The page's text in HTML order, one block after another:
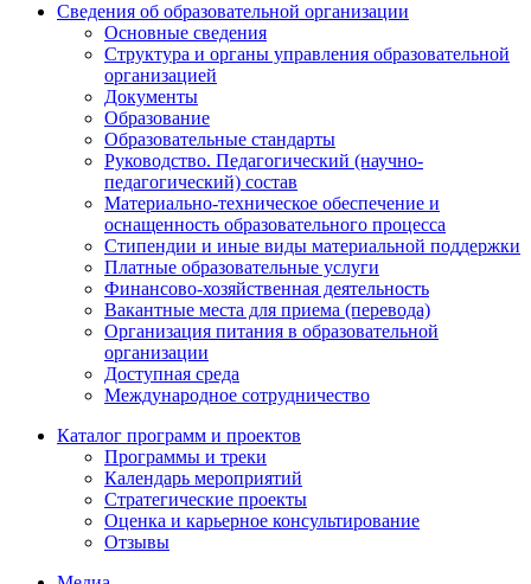
Сведения об образовательной организации
Основные сведения
Структура и органы управления образовательной
организацией
Документы
Образование
Образовательные стандарты
Руководство. Педагогический (научно-
педагогический) состав
Материально-техническое обеспечение и
оснащенность образовательного процесса
Стипендии и иные виды материальной поддержки
Платные образовательные услуги
Финансово-хозяйственная деятельность
Вакантные места для приема (перевода)
Организация питания в образовательной
организации
Доступная среда
Международное сотрудничество
Каталог программ и проектов
Программы и треки
Календарь мероприятий
Стратегические проекты
Оценка и карьерное консультирование
Отзывы